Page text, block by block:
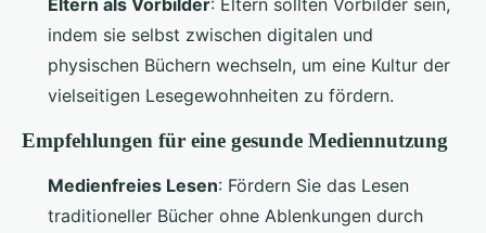
indem sie selbst zwischen digitalen und
physischen Büchern wechseln, um eine Kultur der
vielseitigen Lesegewohnheiten zu fördern.
Empfehlungen für eine gesunde Mediennutzung
Medienfreies Lesen: Fördern Sie das Lesen
traditioneller Bücher ohne Ablenkungen durch